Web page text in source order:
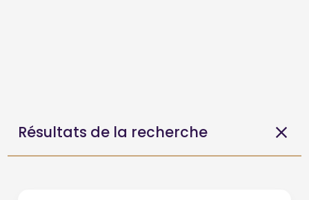
Résultats de la recherche